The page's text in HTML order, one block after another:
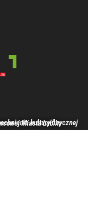
jest przy pomocy finansowej Miasta Lublin